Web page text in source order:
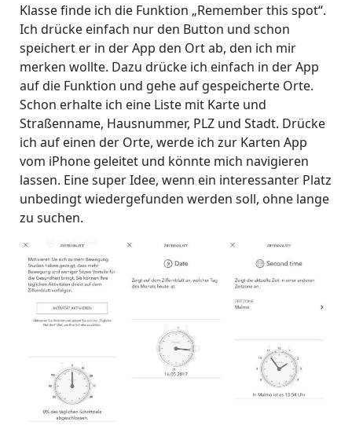
Klasse finde ich die Funktion „Remember this spot“.
Ich drücke einfach nur den Button und schon
speichert er in der App den Ort ab, den ich mir
merken wollte. Dazu drücke ich einfach in der App
auf die Funktion und gehe auf gespeicherte Orte.
Schon erhalte ich eine Liste mit Karte und
Straßenname, Hausnummer, PLZ und Stadt. Drücke
ich auf einen der Orte, werde ich zur Karten App
vom iPhone geleitet und könnte mich navigieren
lassen. Eine super Idee, wenn ein interessanter Platz
unbedingt wiedergefunden werden soll, ohne lange
zu suchen.